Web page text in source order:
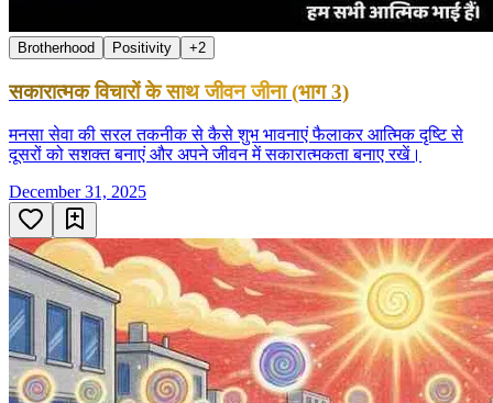
Brotherhood Positivity +2
सकारात्मक विचारों के साथ जीवन जीना (भाग 3)
मनसा सेवा की सरल तकनीक से कैसे शुभ भावनाएं फैलाकर आत्मिक दृष्टि से
दूसरों को सशक्त बनाएं और अपने जीवन में सकारात्मकता बनाए रखें।
December 31, 2025